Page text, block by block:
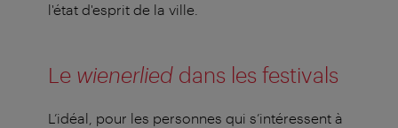
l'état d'esprit de la ville.
Le wienerlied dans les festivals
L’idéal, pour les personnes qui s’intéressent à